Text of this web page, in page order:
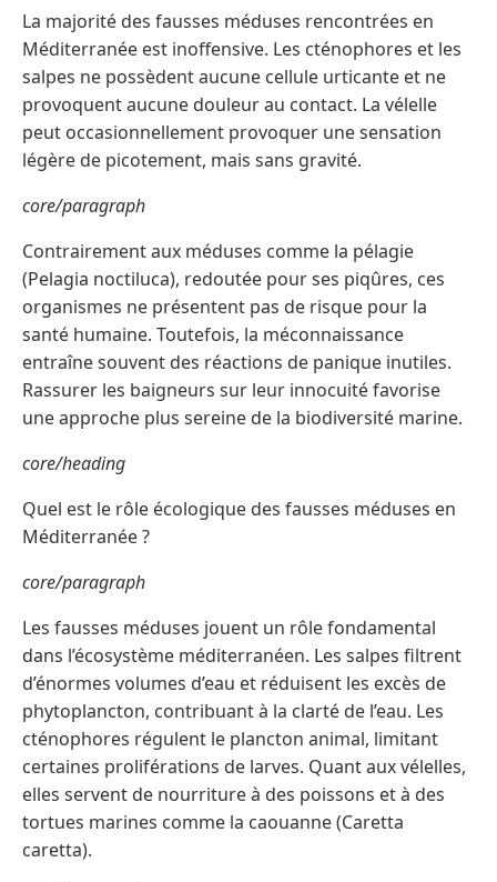
La majorité des fausses méduses rencontrées en
Méditerranée est inoffensive. Les cténophores et les
salpes ne possèdent aucune cellule urticante et ne
provoquent aucune douleur au contact. La vélelle
peut occasionnellement provoquer une sensation
légère de picotement, mais sans gravité.
core/paragraph
Contrairement aux méduses comme la pélagie
(Pelagia noctiluca), redoutée pour ses piqûres, ces
organismes ne présentent pas de risque pour la
santé humaine. Toutefois, la méconnaissance
entraîne souvent des réactions de panique inutiles.
Rassurer les baigneurs sur leur innocuité favorise
une approche plus sereine de la biodiversité marine.
core/heading
Quel est le rôle écologique des fausses méduses en
Méditerranée ?
core/paragraph
Les fausses méduses jouent un rôle fondamental
dans l’écosystème méditerranéen. Les salpes filtrent
d’énormes volumes d’eau et réduisent les excès de
phytoplancton, contribuant à la clarté de l’eau. Les
cténophores régulent le plancton animal, limitant
certaines proliférations de larves. Quant aux vélelles,
elles servent de nourriture à des poissons et à des
tortues marines comme la caouanne (Caretta
caretta).